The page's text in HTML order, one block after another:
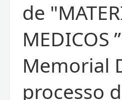
de
Memorial
processo